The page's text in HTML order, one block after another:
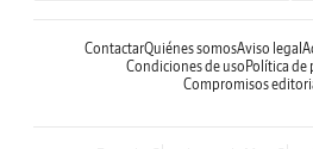
ContactarQuiénes somosAviso legal
Condiciones de usoPolítica de
Compromisos